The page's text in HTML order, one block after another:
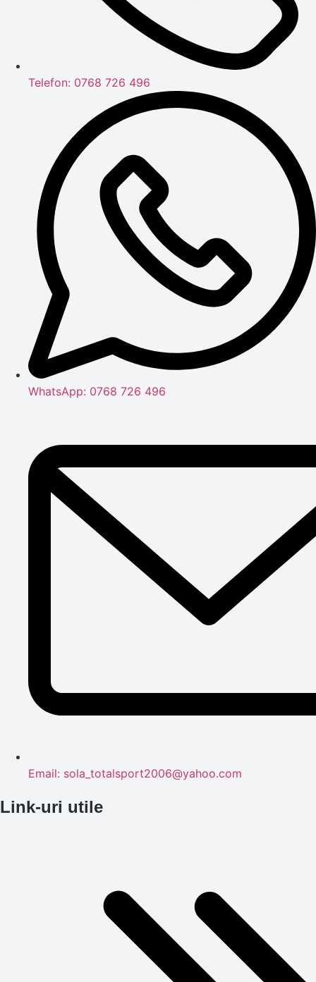
Telefon: 0768 726 496
WhatsApp: 0768 726 496
Email: sola_totalsport2006@yahoo.com
Link-uri utile